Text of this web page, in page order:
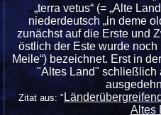
„terra vetus“ (= „Alte
niederdeutsch „in deme
zunächst auf die Erste und
östlich der Este wurde noch
Meile“) bezeichnet. Erst in
"Altes Land" schließlich
Zitat aus: "
Altes